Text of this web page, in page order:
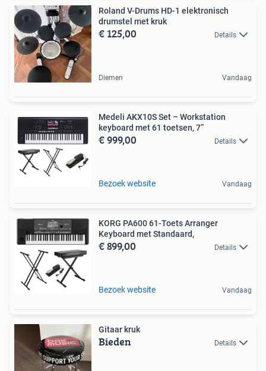
Roland V-Drums HD-1 elektronisch
drumstel met kruk
€ 125,00 Details
Diemen Vandaag
Medeli AKX10S Set – Workstation
keyboard met 61 toetsen, 7”
€ 999,00 Details
Bezoek website Vandaag
KORG PA600 61-Toets Arranger
Keyboard met Standaard,
€ 899,00 Details
Bezoek website Vandaag
Gitaar kruk
Bieden Details